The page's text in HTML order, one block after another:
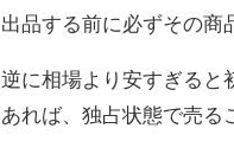
出品する前に必ずその商
逆に相場より安すぎると
あれば、独占状態で売る